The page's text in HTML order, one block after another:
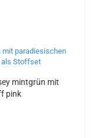
mintgrün mit
pink